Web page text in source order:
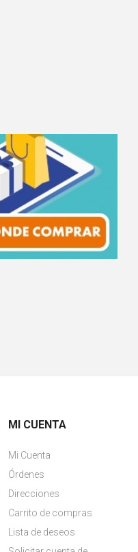
MI CUENTA
Mi Cuenta
Órdenes
Direcciones
Carrito de compras
Lista de deseos